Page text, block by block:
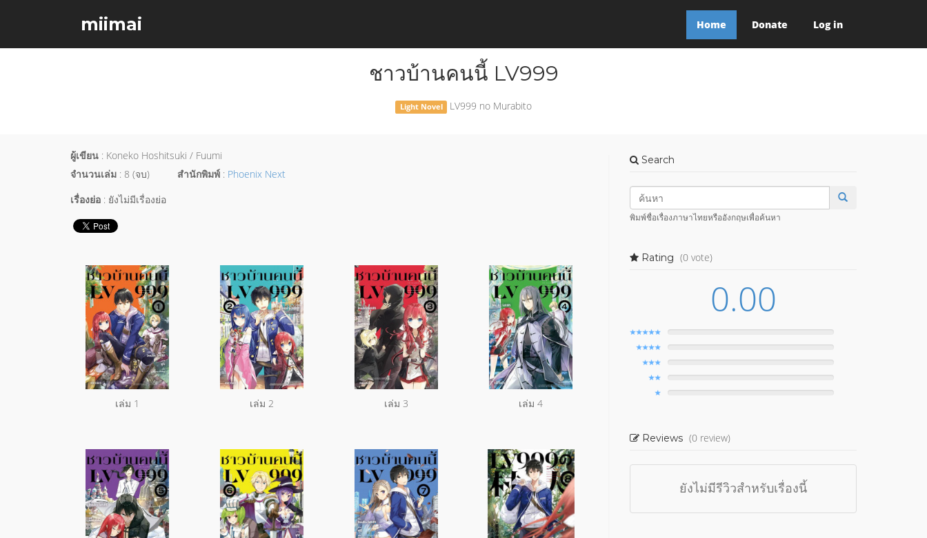
miimai Home Donate Log in
ชาวบ้านคนนี้ LV999
Light Novel LV999 no Murabito
ผู้เขียน : Koneko Hoshitsuki / Fuumi
จำนวนเล่ม : 8 (จบ) สำนักพิมพ์ : Phoenix Next
เรื่องย่อ : ยังไม่มีเรื่องย่อ
เล่ม 1 เล่ม 2 เล่ม 3 เล่ม 4
Search
พิมพ์ชื่อเรื่องภาษาไทยหรืออังกฤษเพื่อค้นหา
Rating (0 vote)
0.00
Reviews (0 review)
ยังไม่มีรีวิวสำหรับเรื่องนี้